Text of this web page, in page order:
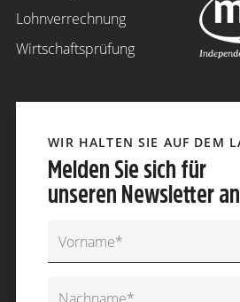
Lohnverrechnung
Wirtschaftsprüfung
WIR HALTEN SIE AUF DEM
Melden Sie sich für
unseren Newsletter